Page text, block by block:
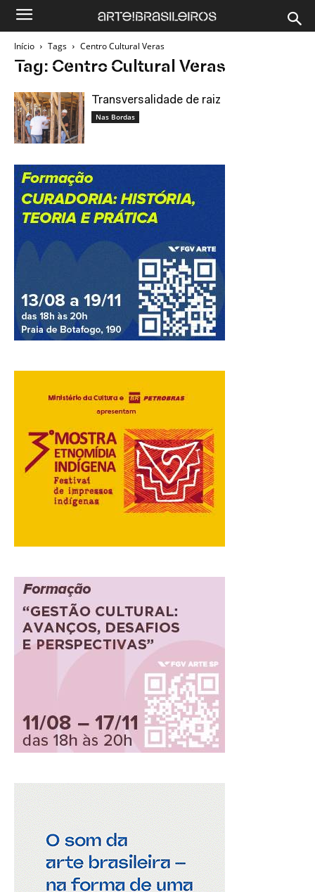
Início Tags Centro Cultural Veras
Tag: Centro Cultural Veras
Transversalidade de raiz
Nas Bordas